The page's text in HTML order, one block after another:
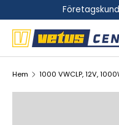
Hoppa till innehållet
Sök
Hem 1000 VWCLP, 12V,